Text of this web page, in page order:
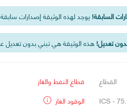
السابقة! يوجد لهذه الوثيقة إصدارات سابقة
تعديل! هذه الوثيقة هي تبني بدون تعديل
القطاع
قطاع النفط والغاز
ICS -
الوقود الغاز